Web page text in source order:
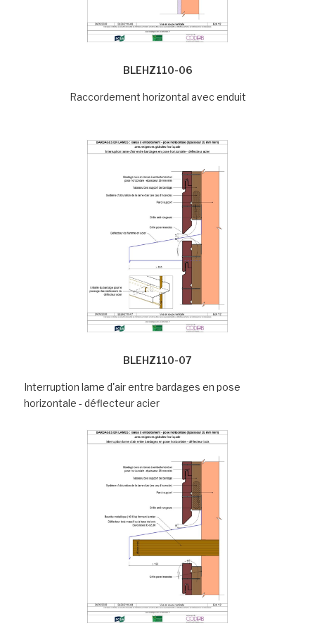
BLEHZ110-06
Raccordement horizontal avec enduit
BLEHZ110-07
Interruption lame d'air entre bardages en pose
horizontale - déflecteur acier